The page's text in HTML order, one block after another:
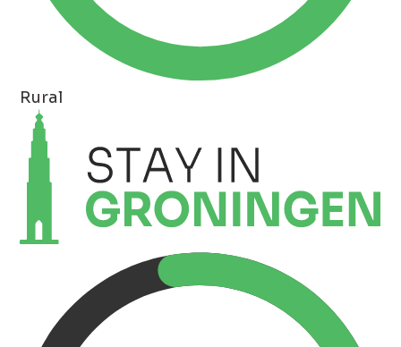
Rural